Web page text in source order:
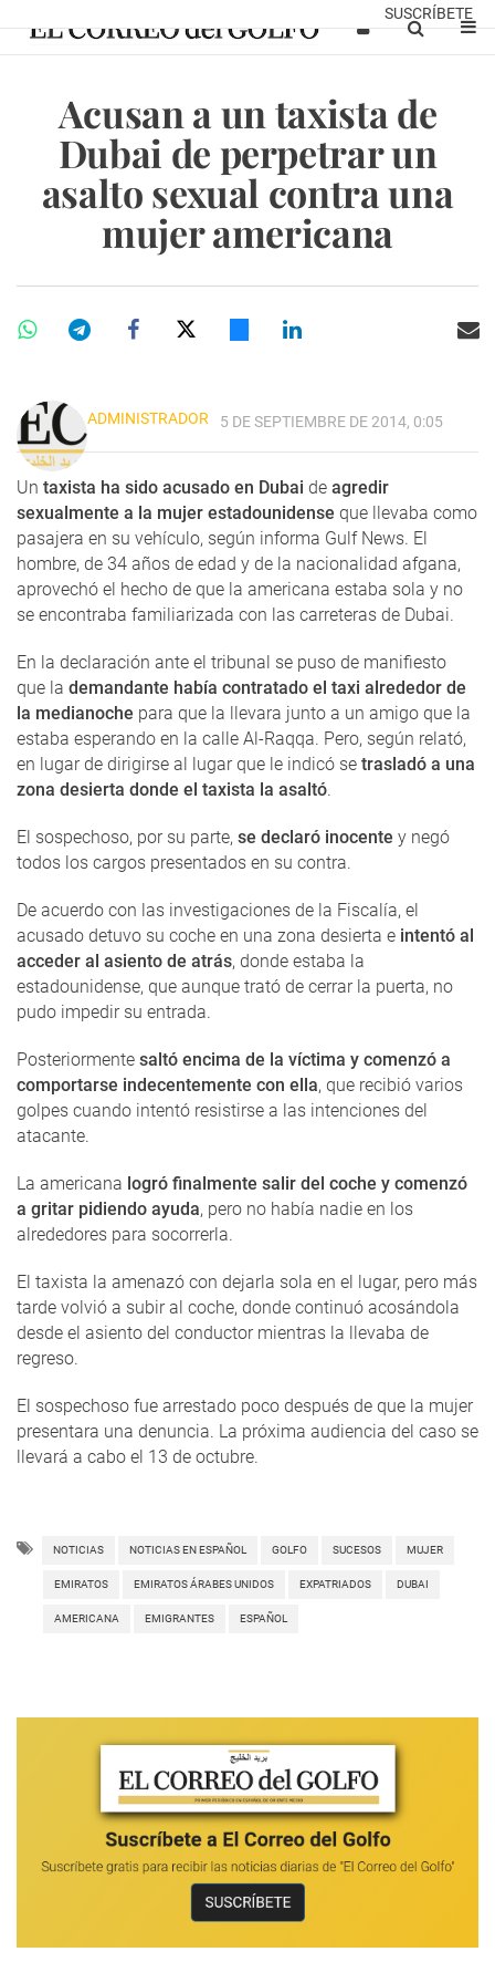
SUSCRÍBETE
Acusan a un taxista de
Dubai de perpetrar un
asalto sexual contra una
mujer americana
ADMINISTRADOR 5 DE SEPTIEMBRE DE 2014, 0:05
Un taxista ha sido acusado en Dubai de agredir
sexualmente a la mujer estadounidense que llevaba como
pasajera en su vehículo, según informa Gulf News. El
hombre, de 34 años de edad y de la nacionalidad afgana,
aprovechó el hecho de que la americana estaba sola y no
se encontraba familiarizada con las carreteras de Dubai.
En la declaración ante el tribunal se puso de manifiesto
que la demandante había contratado el taxi alrededor de
la medianoche para que la llevara junto a un amigo que la
estaba esperando en la calle Al-Raqqa. Pero, según relató,
en lugar de dirigirse al lugar que le indicó se trasladó a una
zona desierta donde el taxista la asaltó.
El sospechoso, por su parte, se declaró inocente y negó
todos los cargos presentados en su contra.
De acuerdo con las investigaciones de la Fiscalía, el
acusado detuvo su coche en una zona desierta e intentó al
acceder al asiento de atrás, donde estaba la
estadounidense, que aunque trató de cerrar la puerta, no
pudo impedir su entrada.
Posteriormente saltó encima de la víctima y comenzó a
comportarse indecentemente con ella, que recibió varios
golpes cuando intentó resistirse a las intenciones del
atacante.
La americana logró finalmente salir del coche y comenzó
a gritar pidiendo ayuda, pero no había nadie en los
alrededores para socorrerla.
El taxista la amenazó con dejarla sola en el lugar, pero más
tarde volvió a subir al coche, donde continuó acosándola
desde el asiento del conductor mientras la llevaba de
regreso.
El sospechoso fue arrestado poco después de que la mujer
presentara una denuncia. La próxima audiencia del caso se
llevará a cabo el 13 de octubre.
NOTICIAS NOTICIAS EN ESPAÑOL GOLFO SUCESOS MUJER
EMIRATOS EMIRATOS ÁRABES UNIDOS EXPATRIADOS DUBAI
AMERICANA EMIGRANTES ESPAÑOL